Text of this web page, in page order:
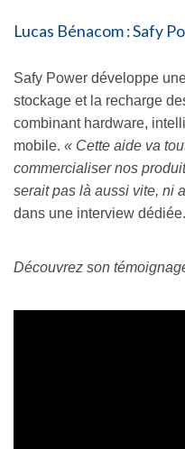
Lucas Bénacom : Safy
Safy Power développe
stockage et la recharge
combinant hardware,
mobile. « Cette aide va
commercialiser nos
serait pas là aussi vite, ni
dans une interview dédiée.
Découvrez son